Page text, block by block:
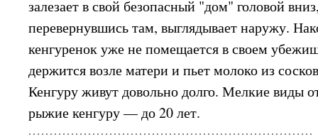
залезает в свой безопасный "дом" головой
перевернувшись там, выглядывает наружу.
кенгуренок уже не помещается в своем
держится возле матери и пьет молоко из
Кенгуру живут довольно долго. Мелкие виды
рыжие кенгуру — до 20 лет.